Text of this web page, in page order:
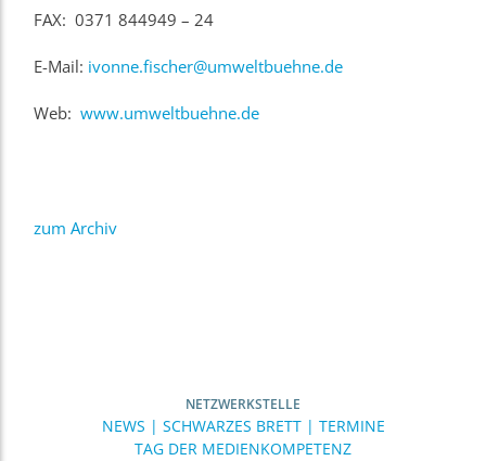
FAX: 0371 844949 – 24
E-Mail: ivonne.fischer@umweltbuehne.de
Web: www.umweltbuehne.de
zum Archiv
NETZWERKSTELLE
NEWS | SCHWARZES BRETT | TERMINE
TAG DER MEDIENKOMPETENZ